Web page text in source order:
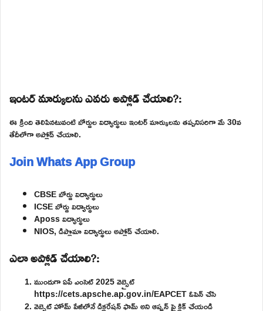
ఇంటర్ మార్కులను ఎవరు అప్లోడ్ చేయాలి?:
ఈ క్రింది తెలిపినటువంటి బోర్డుల విద్యార్థులు ఇంటర్ మార్కులను తప్పనిసరిగా మే 30వ
తేదీలోగా అప్లోడ్ చేయాలి.
Join Whats App Group
CBSE బోర్డు విద్యార్థులు
ICSE బోర్డు విద్యార్థులు
Aposs విద్యార్థులు
NIOS, డిప్లొమా విద్యార్థులు అప్లోడ్ చేయాలి.
ఎలా అప్లోడ్ చేయాలి?:
ముందుగా ఏపీ ఎంసెట్ 2025 వెబ్సైట్
https://cets.apsche.ap.gov.in/EAPCET ఓపెన్ చేసి
వెబ్సైట్ హోమ్ పేజీలోనే డిక్లరేషన్ ఫామ్ అని ఆప్షన్ పై క్లిక్ చేయండి